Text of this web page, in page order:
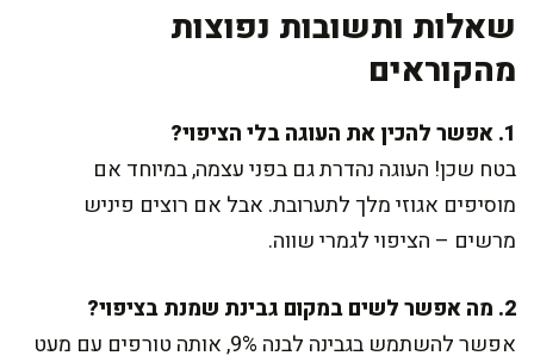
שאלות ותשובות נפוצות
מהקוראים
1. אפשר להכין את העוגה בלי הציפוי?
בטח שכן! העוגה נהדרת גם בפני עצמה, במיוחד אם
מוסיפים אגוזי מלך לתערובת. אבל אם רוצים פיניש
מרשים – הציפוי לגמרי שווה.
2. מה אפשר לשים במקום גבינת שמנת בציפוי?
אפשר להשתמש בגבינה לבנה 9%, אותה טורפים עם מעט